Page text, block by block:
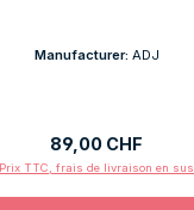
Manufacturer: ADJ
Prix régulier :
89,00 CHF
Prix TTC, frais de livraison en sus